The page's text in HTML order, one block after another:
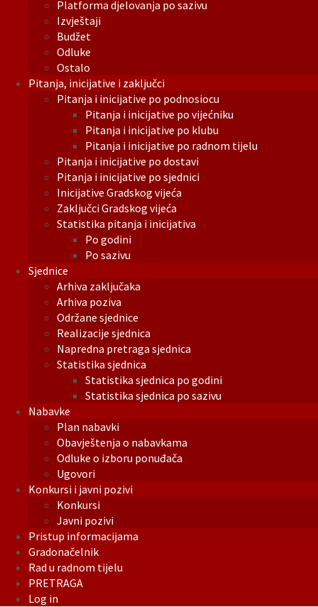
Platforma djelovanja po sazivu
Izvještaji
Budžet
Odluke
Ostalo
Pitanja, inicijative i zaključci
Pitanja i inicijative po podnosiocu
Pitanja i inicijative po vijećniku
Pitanja i inicijative po klubu
Pitanja i inicijative po radnom tijelu
Pitanja i inicijative po dostavi
Pitanja i inicijative po sjednici
Inicijative Gradskog vijeća
Zaključci Gradskog vijeća
Statistika pitanja i inicijativa
Po godini
Po sazivu
Sjednice
Arhiva zaključaka
Arhiva poziva
Održane sjednice
Realizacije sjednica
Napredna pretraga sjednica
Statistika sjednica
Statistika sjednica po godini
Statistika sjednica po sazivu
Nabavke
Plan nabavki
Obavještenja o nabavkama
Odluke o izboru ponuđača
Ugovori
Konkursi i javni pozivi
Konkursi
Javni pozivi
Pristup informacijama
Gradonačelnik
Rad u radnom tijelu
PRETRAGA
Log in